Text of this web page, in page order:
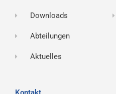
Downloads
Abteilungen
Aktuelles